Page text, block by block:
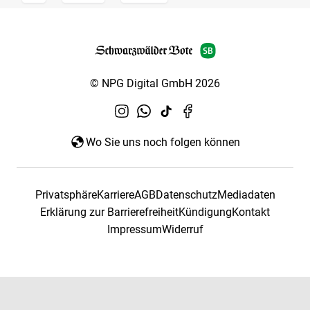
© NPG Digital GmbH 2026
Wo Sie uns noch folgen können
PrivatsphäreKarriereAGBDatenschutzMediadaten
Erklärung zur BarrierefreiheitKündigungKontakt
ImpressumWiderruf